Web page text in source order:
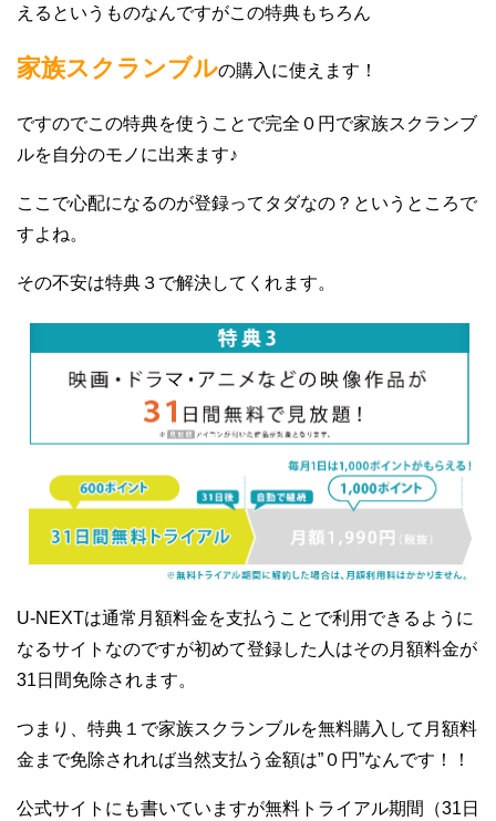
えるというものなんですがこの特典もちろん
家族スクランブルの購入に使えます！
ですのでこの特典を使うことで完全０円で家族スクランブ
ルを自分のモノに出来ます♪
ここで心配になるのが登録ってタダなの？というところで
すよね。
その不安は特典３で解決してくれます。
U-NEXTは通常月額料金を支払うことで利用できるように
なるサイトなのですが初めて登録した人はその月額料金が
31日間免除されます。
つまり、特典１で家族スクランブルを無料購入して月額料
金まで免除されれば当然支払う金額は”０円”なんです！！
公式サイトにも書いていますが無料トライアル期間（31日